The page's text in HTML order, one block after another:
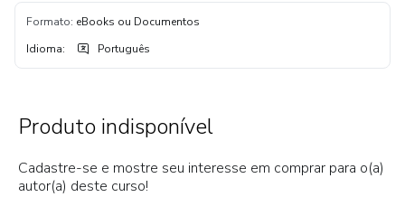
Formato: eBooks ou Documentos
Idioma: Português
Produto indisponível
Cadastre-se e mostre seu interesse em comprar para o(a)
autor(a) deste curso!